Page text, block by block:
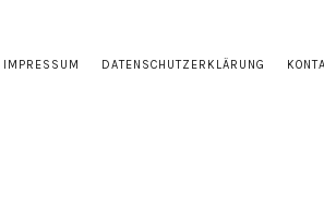
IMPRESSUM DATENSCHUTZERKLÄRUNG